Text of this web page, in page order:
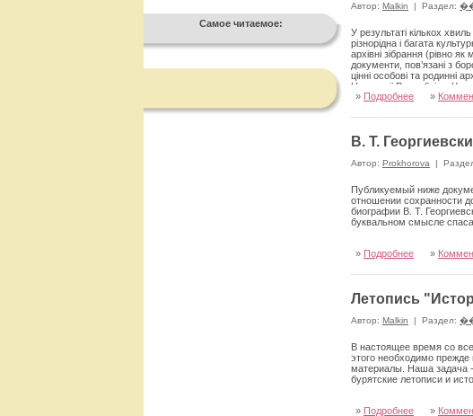
Самое читаемое:
Автор: Malkin | Раздел:
У результаті кількох
різнорідна і багата
архівні зібрання (рівно як
документи, пов’язані з
цінні особові та родинні
Народної Республіки.
яких потрапила
Парижі, що існують уже
Папського інституту
організаціях, парафіях,
» Подробнее »
В. Т.
Автор: Prokhorova |
Публикуемый ниже
отношении сохранности
биографии В. Т.
буквальном смысле
» Подробнее »
Летопись
Автор: Malkin | Раздел:
В настоящее время со
этого необходимо
материалы. Наша задача
бурятские лето­писи и
» Подробнее »